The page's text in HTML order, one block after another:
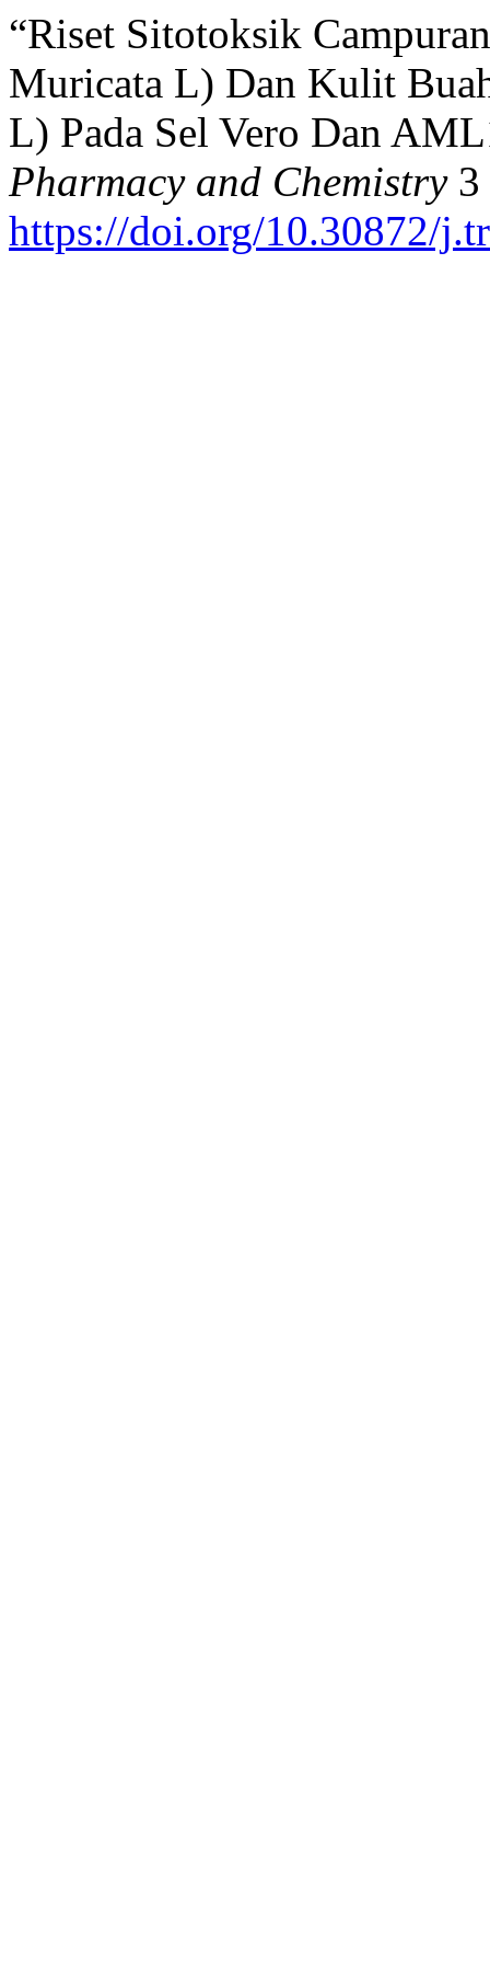
“Riset Sitotoksik
Muricata L) Dan Kulit
L) Pada Sel Vero Dan
Pharmacy and Chemistry3
https://doi.org/10.30872/